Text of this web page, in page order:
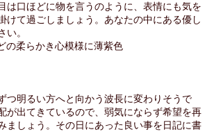
は口ほどに物を言うのように、表情にも気を
けて過ごしましょう。あなたの中にある優し
い。
の柔らかき心模様に薄紫色
つ明るい方へと向かう波長に変わりそうで
が出てきているので、弱気にならず希望を再
ましょう。その日にあった良い事を日記に書